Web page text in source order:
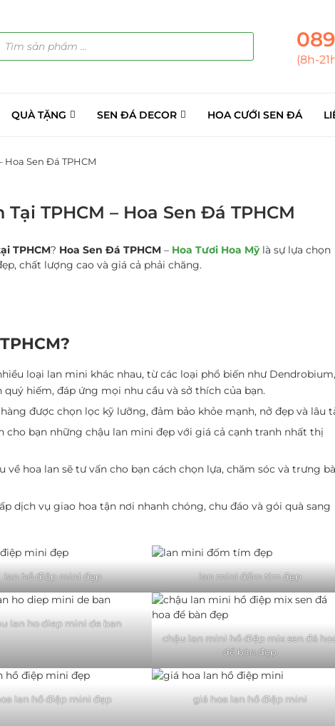
(8h-
QUÀ TẶNG SEN ĐÁ DECOR HOA CƯỚI SEN ĐÁ
Hoa Sen Đá TPHCM
TPHCM – Hoa Sen Đá TPHCM
TPHCM? Hoa Sen Đá TPHCM – Hoa Tươi Hoa Mỹlà sự lựa chọn
chất lượng cao và giá cả phải chăng.
loại lan mini khác nhau, từ các loại phổ biến như Dendrobium,
hiếm, đáp ứng mọi nhu cầu và sở thích của bạn.
được chọn lọc kỹ lưỡng, đảm bảo khỏe mạnh, nở đẹp và lâu
cho bạn những chậu lan mini đẹp với giá cả cạnh tranh nhất thị
về hoa lan sẽ tư vấn cho bạn cách chọn lựa, chăm sóc và trưng
dịch vụ giao hoa tận nơi nhanh chóng, chu đáo và gói quà sang
lan hồ điệp mini đẹp lan mini đốm tím đẹp
lan ho diep mini de ban
chậu lan mini hồ điệp mix sen đá
để bàn đẹp
lan hồ điệp mini đẹp giá hoa lan hồ điệp mini